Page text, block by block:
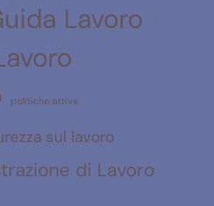
Lavoro
politiche attive
sul lavoro
di Lavoro